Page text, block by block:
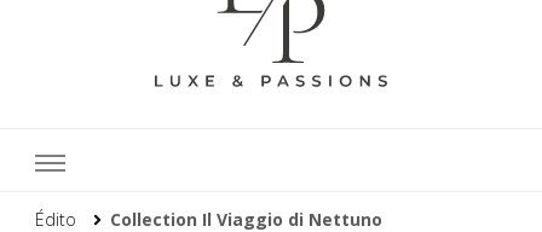
Édito Collection Il Viaggio di Nettuno